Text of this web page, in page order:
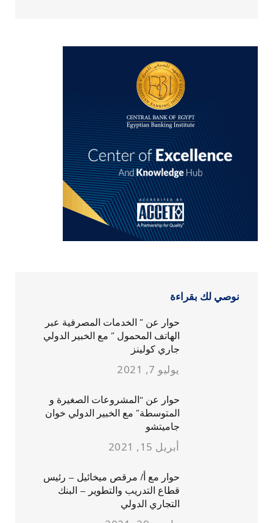
نوصي لك بقراءة
حوار عن ” الخدمات المصرفية عبر
الهاتف المحمول ” مع الخبير الدولي
جاري كولينز
يوليو 7, 2021
حوار عن “المشروعات الصغيرة و
المتوسطة” مع الخبير الدولي خوان
جاميتشو
أبريل 15, 2021
حوار مع أ/ مرقص ميخائيل – رئيس
قطاع التدريب والتطوير – البنك
التجاري الدولي